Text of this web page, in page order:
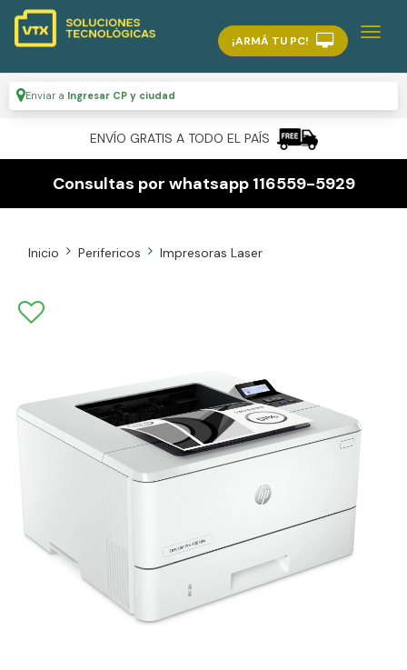
¡ARMÁ TU PC!
Enviar a Ingresar CP y ciudad
ENVÍO GRATIS A TODO EL PAÍS
Consultas por whatsapp 116559-5929
Inicio Perifericos Impresoras Laser